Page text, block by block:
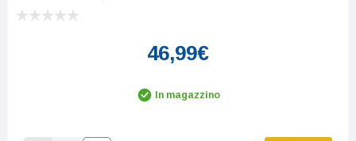
46,99€
In magazzino